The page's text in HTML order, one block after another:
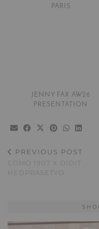
PARIS
JENNY FAX AW26
PRESENTATION
PREVIOUS POST
COMO 1907 X DIDIT
HEDPRASETYO